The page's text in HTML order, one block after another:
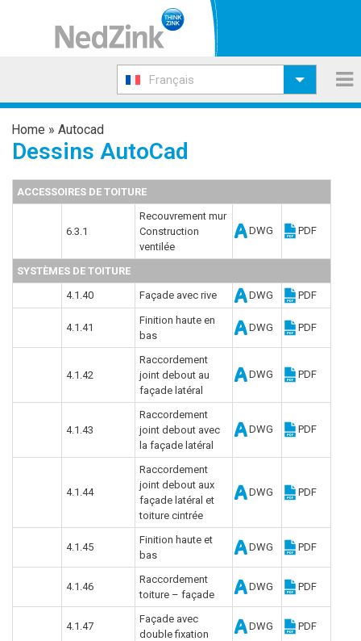
Français
Home » Autocad
Dessins AutoCad
ACCESSOIRES DE TOITURE
6.3.1
Recouvrement mur
Construction
ventilée
DWG PDF
SYSTÈMES DE TOITURE
4.1.40
Façade avec rive DWG PDF
4.1.41
Finition haute en
bas
DWG PDF
4.1.42
Raccordement
joint debout au
façade latéral
DWG PDF
4.1.43
Raccordement
joint debout avec
la façade latéral
DWG PDF
4.1.44
Raccordement
joint debout aux
façade latéral et
toiture cintrée
DWG PDF
4.1.45
Finition haute et
bas
DWG PDF
4.1.46
Raccordement
toiture – façade
DWG PDF
4.1.47
Façade avec
double fixation
DWG PDF